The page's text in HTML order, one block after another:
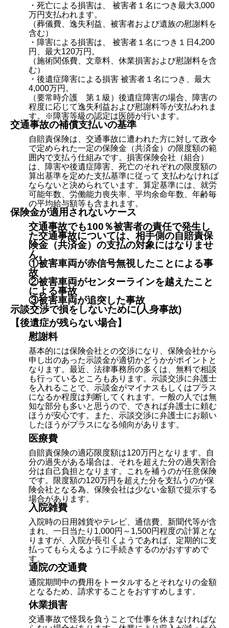
・死亡による損害は、 被害者１名につき最大3,000
万円支払われます。
（葬儀費、逸失利益、被害者および遺族の慰謝料を
含む）
・障害による損害は、 被害者１名につき１日4,200
円、最大120万円。
（施術関係費、文章料、休業損害および慰謝料を含
む）
・後遺症障害による損害 被害者１名につき、最大
4,000万円。
（要常時介護 第１級）後遺症障害の場合、障害の
程度に応じて逸失利益および慰謝料等が支払われま
す。※障害等級の認定は医師が行います。
交通事故の補償支払いの基準
自賠責保険は、交通事故に遭われた方に対して政令
で定められた一定の保険金（共済金）の限度額の範
囲内で支払う仕組みです。損害保険会社（組合）
は、障害や後遺症障害、死亡のそれぞれの限度額の
算出基準を定めた支払基準に従って 支払わなければ
ならないと決められています。算定基準には、就労
可能年数、労働能力喪失率、平均余命年数、年齢毎
の平均給与額等も含まれます。
保険金が適用されないケース
交通事故でも100％被害者の責任で発生し
た交通事故については、相手側の自賠責保
険金（共済金）の支払の対象にはなりませ
ん。
①被害車両が赤信号無視したことによる事
故
②被害車両がセンターラインを越えたこと
による事故
③被害車両が追突した事故
示談交渉で損をしないために(人身事故)
【後遺症が残らない場合】
慰謝料
基本的には保険会社との交渉になり、保険会社から
申し出のあった示談金が適切かどうかがポイントと
なります。最近、法律事務所の多くは、無料で相談
も行っているところもあります。示談交渉に弁護士
を入れることで、示談金がマイナスもしくはプラス
になるか程度は判断してくれます。一般の人では無
知な部分も多いと思うので、できれば弁護士に頼む
ほうが安心です。また、示談交渉に弁護士にお願い
したほうがプラスになる傾向があります。
医療費
自賠責保険の適応限度額は120万円となります。自
分の過失がある場合は、それを超えた分の過失割合
分は自己負担となります。これを補うのが任意保険
です。限度額の120万円を超えた分を支払うのが保
険会社となる為、保険会社は少ない金額で提示する
場合があります。
入院雑費
入院時の日用雑貨やテレビ、通信費、新聞代等が含
まれ、一日当たり1,000円～1,500円程度の計算とな
りますが、入院が長引くようであれば、定期的に支
払ってもらえるように手続きするのがおすすめで
す。
通院の交通費
通院期間中の費用をトータルするとそれなりの金額
となるため、請求することをおすすめします。
休業損害
交通事故で怪我を負うことで仕事を休まなければな